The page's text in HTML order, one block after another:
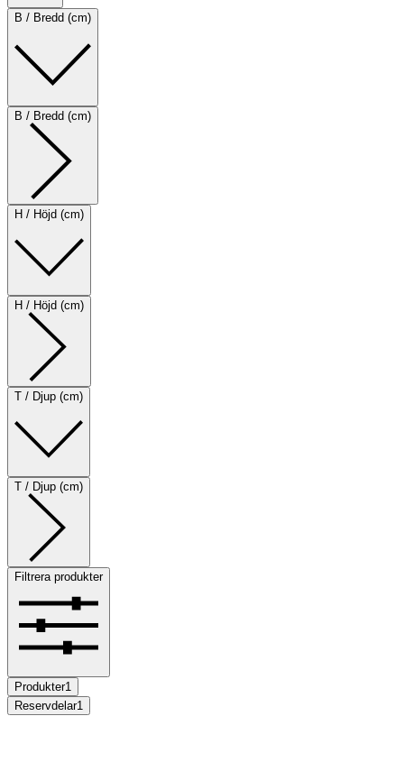
B / Bredd (cm)
B / Bredd (cm)
H / Höjd (cm)
H / Höjd (cm)
T / Djup (cm)
T / Djup (cm)
Filtrera produkter
Produkter1
Reservdelar1